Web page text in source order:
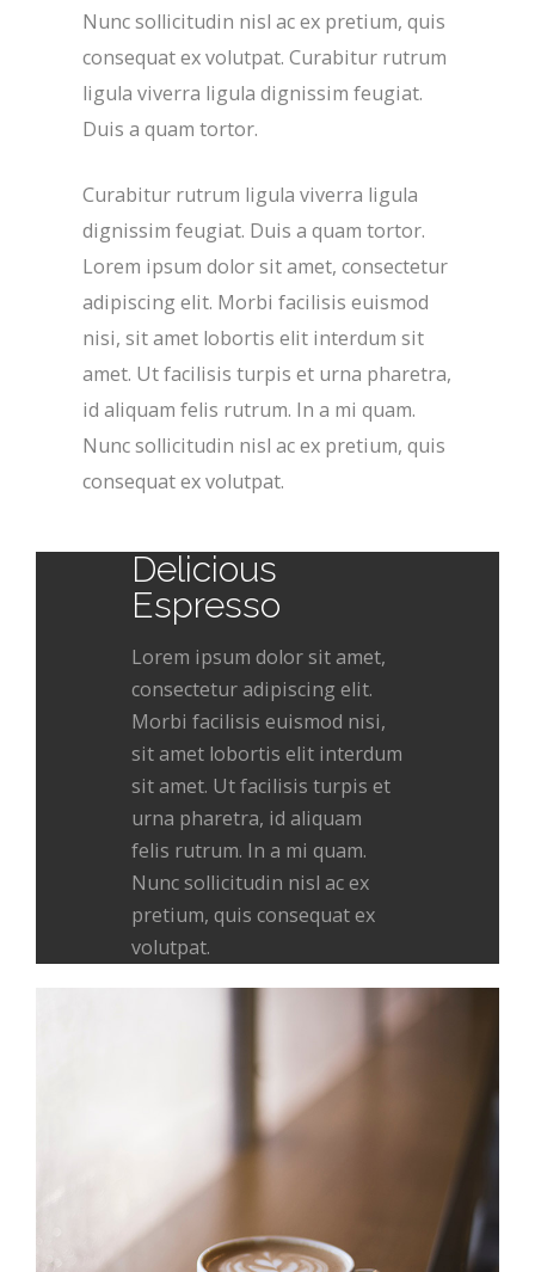
Nunc sollicitudin nisl ac ex pretium, quis
consequat ex volutpat. Curabitur rutrum
ligula viverra ligula dignissim feugiat.
Duis a quam tortor.
Curabitur rutrum ligula viverra ligula
dignissim feugiat. Duis a quam tortor.
Lorem ipsum dolor sit amet, consectetur
adipiscing elit. Morbi facilisis euismod
nisi, sit amet lobortis elit interdum sit
amet. Ut facilisis turpis et urna pharetra,
id aliquam felis rutrum. In a mi quam.
Nunc sollicitudin nisl ac ex pretium, quis
consequat ex volutpat.
Delicious
Espresso
Lorem ipsum dolor sit amet,
consectetur adipiscing elit.
Morbi facilisis euismod nisi,
sit amet lobortis elit interdum
sit amet. Ut facilisis turpis et
urna pharetra, id aliquam
felis rutrum. In a mi quam.
Nunc sollicitudin nisl ac ex
pretium, quis consequat ex
volutpat.